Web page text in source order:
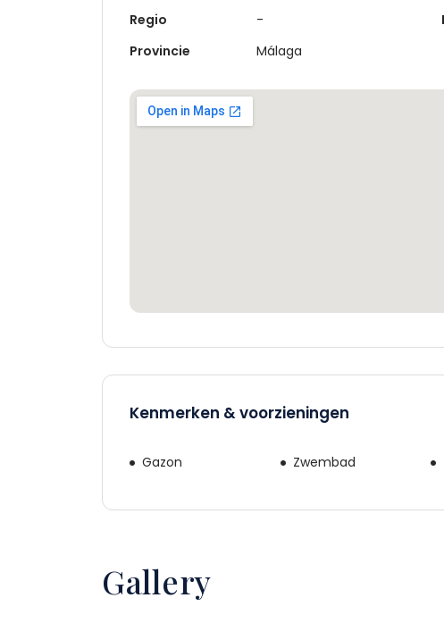
Regio
Provincie
-
Málaga
Kenmerken & voorzieningen
Gazon Zwembad
Gallery